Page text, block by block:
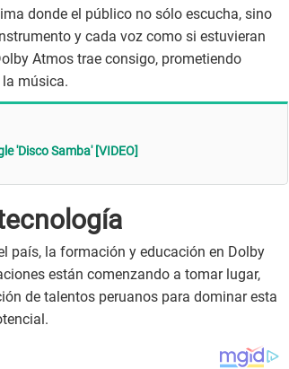
donde el público no sólo escucha, sino
y cada voz como si estuvieran
Atmos trae consigo, prometiendo
música.
'Disco Samba' [VIDEO]
país, la formación y educación en Dolby
están comenzando a tomar lugar,
de talentos peruanos para dominar esta